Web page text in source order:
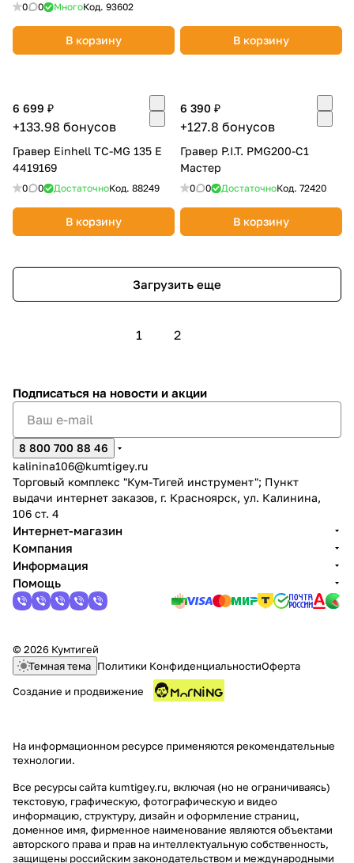
0 0 МногоКод. 93602
В корзину В корзину
6 699 ₽
+133.98 бонусов
Гравер Einhell TC-MG 135 E
4419169
0 0 ДостаточноКод. 88249
В корзину
6 390 ₽
+127.8 бонусов
Гравер P.I.T. PMG200-С1
Мастер
0 0 ДостаточноКод. 72420
В корзину
Загрузить еще
1 2
Подписаться на новости и акции
8 800 700 88 46
kalinina106@kumtigey.ru
Торговый комплекс "Кум-Тигей инструмент"; Пункт
выдачи интернет заказов, г. Красноярск, ул. Калинина,
106 ст. 4
Интернет-магазин
Компания
Информация
Помощь
© 2026 Кумтигей
Темная тема Политики КонфиденциальностиОферта
Создание и продвижение
На информационном ресурсе применяются рекомендательные
технологии.
Все ресурсы сайта kumtigey.ru, включая (но не ограничиваясь)
текстовую, графическую, фотографическую и видео
информацию, структуру, дизайн и оформление страниц,
доменное имя, фирменное наименование являются объектами
авторского права и прав на интеллектуальную собственность,
защищены российским законодательством и международными